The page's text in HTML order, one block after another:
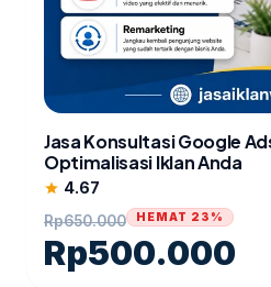
Jasa Konsultasi Google
Optimalisasi Iklan Anda
star 4.67
Rp650.000
Rp500.000
HEMAT 23%